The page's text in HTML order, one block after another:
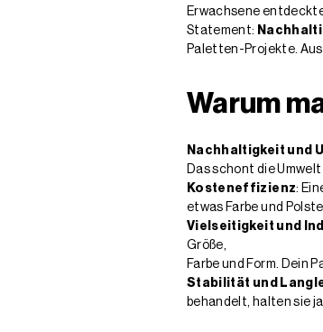
Erwachsene
Statement:
Paletten-Projekte.
Warum
Nachhaltigkeit und
Das schont die
Kosteneffizienz:
etwas Farbe und
Vielseitigkeit und
Größe,
Farbe und Form. Dein
Stabilität und
behandelt, halten sie